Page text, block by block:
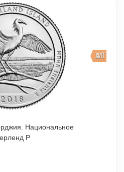
ХИТ
побережье острова Кумберленд P